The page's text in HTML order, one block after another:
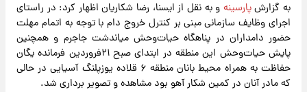
به گزارشپارسینهو به نقل از ایسنا، رضا شکاریان اظهار کرد: در راستای
اجرای وظایف سازمانی مبنی بر کنترل خروج دام با توجه به اتمام مهلت
حضور دامداران در پناهگاه حیات‌وحش میاندشت جاجرم و همچنین
پایش حیات‌وحش این منطقه در ابتدای صبح ۲۱فروردین فرمانده یگان
حفاظت به همراه محیط بانان منطقه ۶ قلاده یوزپلنگ آسیایی در حالی
که مادر آنان در کمین شکار آهو بود مشاهده و تصویر برداری شد.